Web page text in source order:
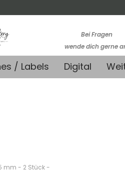
Bei Fragen
wende dich gerne
-Kein telefonischer
/ Labels Digital
mm - 2 Stück -